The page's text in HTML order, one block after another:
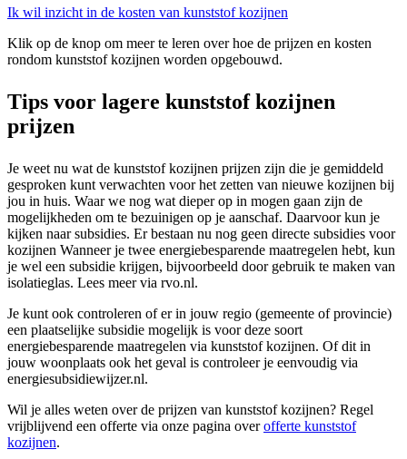
Ik wil inzicht in de kosten van kunststof kozijnen
Klik op de knop om meer te leren over hoe de prijzen en kosten
rondom kunststof kozijnen worden opgebouwd.
Tips voor lagere kunststof kozijnen
prijzen
Je weet nu wat de kunststof kozijnen prijzen zijn die je gemiddeld
gesproken kunt verwachten voor het zetten van nieuwe kozijnen bij
jou in huis. Waar we nog wat dieper op in mogen gaan zijn de
mogelijkheden om te bezuinigen op je aanschaf. Daarvoor kun je
kijken naar subsidies. Er bestaan nu nog geen directe subsidies voor
kozijnen Wanneer je twee energiebesparende maatregelen hebt, kun
je wel een subsidie krijgen, bijvoorbeeld door gebruik te maken van
isolatieglas. Lees meer via rvo.nl.
Je kunt ook controleren of er in jouw regio (gemeente of provincie)
een plaatselijke subsidie mogelijk is voor deze soort
energiebesparende maatregelen via kunststof kozijnen. Of dit in
jouw woonplaats ook het geval is controleer je eenvoudig via
energiesubsidiewijzer.nl.
Wil je alles weten over de prijzen van kunststof kozijnen? Regel
vrijblijvend een offerte via onze pagina overofferte kunststof
kozijnen.